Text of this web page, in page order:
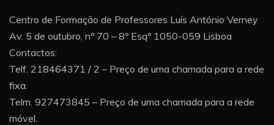
Centro de Formação de Professores Luís António Verney
Av. 5 de outubro, nº 70 – 8º Esqº 1050-059 Lisboa
Contactos:
Telf. 218464371 / 2 – Preço de uma chamada para a rede
fixa.
Telm. 927473845 – Preço de uma chamada para a rede
móvel.